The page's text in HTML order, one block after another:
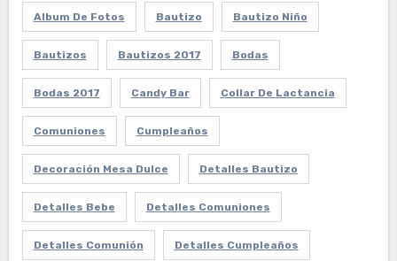
Album De Fotos Bautizo Bautizo Niño
Bautizos Bautizos 2017 Bodas
Bodas 2017 Candy Bar Collar De Lactancia
Comuniones Cumpleaños
Decoración Mesa Dulce Detalles Bautizo
Detalles Bebe Detalles Comuniones
Detalles Comunión Detalles Cumpleaños